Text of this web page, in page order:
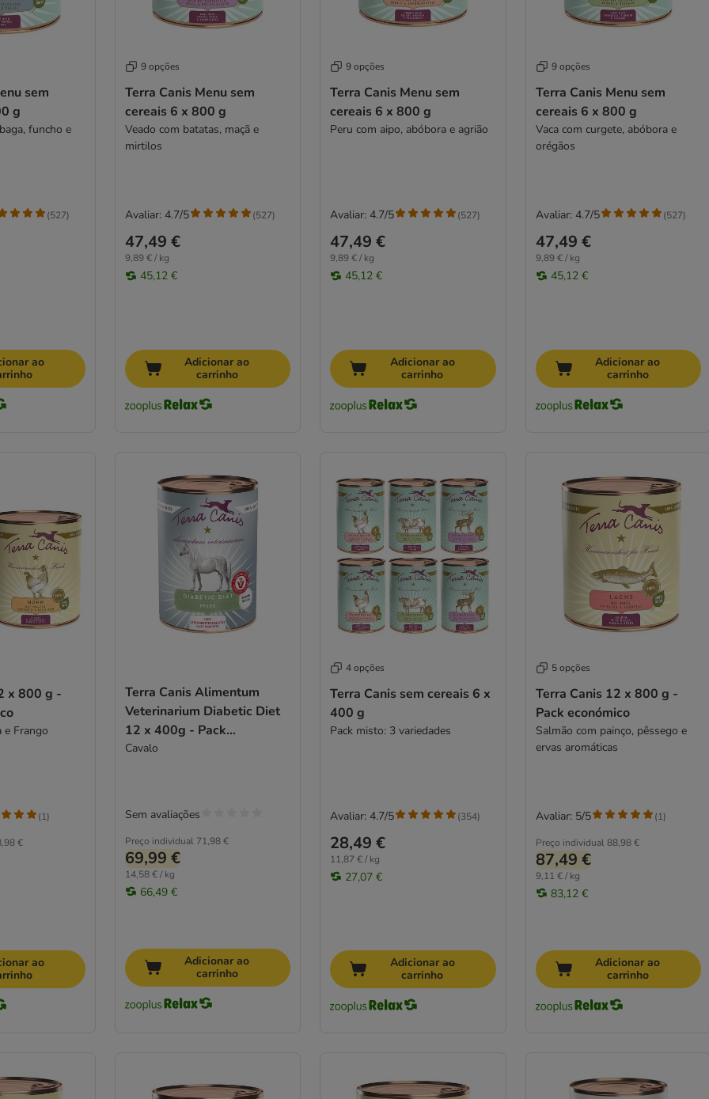
sem
g
funcho e
(527)
ao
9 opções
Terra Canis Menu sem
cereais 6 x 800 g
Veado com batatas, maçã e
mirtilos
47,49 €
9,89 € / kg
45,12 €
Avaliar: 4.7/5 (527)
Adicionar ao
carrinho
9 opções
Terra Canis Menu sem
cereais 6 x 800 g
Peru com aipo, abóbora e agrião
47,49 €
9,89 € / kg
45,12 €
Avaliar: 4.7/5 (527)
Adicionar ao
carrinho
9 opções
Terra Canis Menu sem
cereais 6 x 800 g
Vaca com curgete, abóbora e
orégãos
47,49 €
9,89 € / kg
45,12 €
Avaliar: 4.7/5 (527)
Adicionar ao
carrinho
x 800 g -
e Frango
€
(1)
ao
Terra Canis Alimentum
Veterinarium Diabetic Diet
12 x 400g - Pack
económico
Cavalo
Preço individual 71,98 €
69,99 €
14,58 € / kg
66,49 €
Sem avaliações
Adicionar ao
carrinho
4 opções
Terra Canis sem cereais 6 x
400 g
Pack misto: 3 variedades
28,49 €
11,87 € / kg
27,07 €
Avaliar: 4.7/5 (354)
Adicionar ao
carrinho
5 opções
Terra Canis 12 x 800 g -
Pack económico
Salmão com painço, pêssego e
ervas aromáticas
Preço individual 88,98 €
87,49 €
9,11 € / kg
83,12 €
Avaliar: 5/5 (1)
Adicionar ao
carrinho